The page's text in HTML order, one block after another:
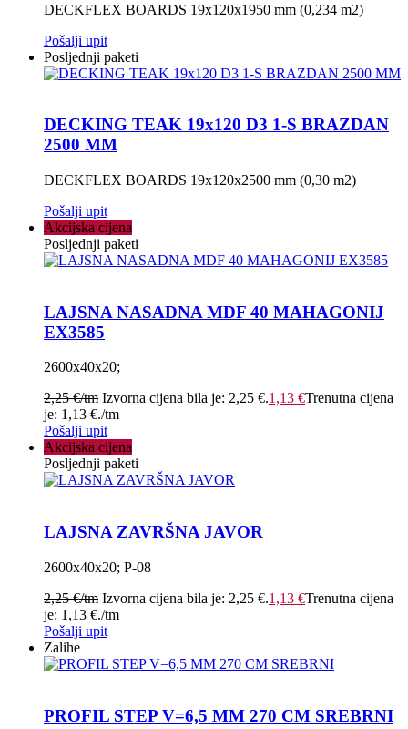
DECKFLEX BOARDS 19x120x1950 mm (0,234 m2)
Pošalji upit
Posljednji paketi
DECKING TEAK 19x120 D3 1-S BRAZDAN
2500 MM
DECKFLEX BOARDS 19x120x2500 mm (0,30 m2)
Pošalji upit
Akcijska cijena
Posljednji paketi
LAJSNA NASADNA MDF 40 MAHAGONIJ
EX3585
2600x40x20;
2,25€/tm Izvorna cijena bila je: 2,25 €.1,13 €Trenutna cijena
je: 1,13 €./tm
Pošalji upit
Akcijska cijena
Posljednji paketi
LAJSNA ZAVRŠNA JAVOR
2600x40x20; P-08
2,25€/tm Izvorna cijena bila je: 2,25 €.1,13 €Trenutna cijena
je: 1,13 €./tm
Pošalji upit
Zalihe
PROFIL STEP V=6,5 MM 270 CM SREBRNI